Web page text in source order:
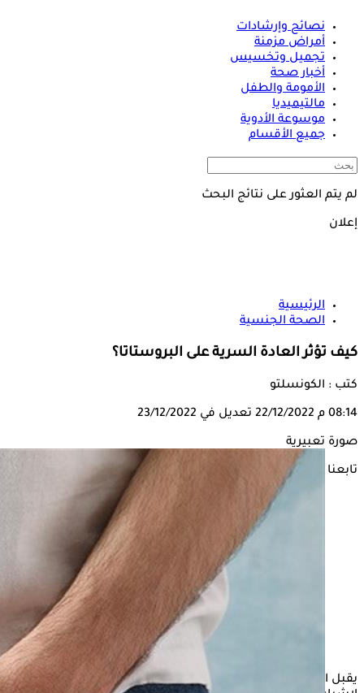
نصائح وإرشادات
أمراض مزمنة
تجميل وتخسيس
أخبار صحة
الأمومة والطفل
مالتيميديا
موسوعة الأدوية
جميع الأقسام
لم يتم العثور على نتائج البحث
إعلان
الرئيسية
الصحة الجنسية
كيف تؤثر العادة السرية على البروستاتا؟
كتب : الكونسلتو
08:14 م 22/12/2022 تعديل في 23/12/2022
صورة تعبيرية
تابعنا على
يقبل الكثير من الشباب على ممارسةالعادة السرية
قبل الزواج،